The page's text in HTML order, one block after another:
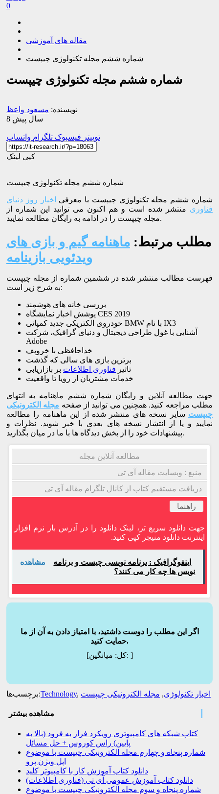
0
مقاله های آموزشی
شماره ششم مجله تکنولوژی چیپست
شماره ششم مجله تکنولوژی چیپست
نویسنده: مسعود واعظ
8 سال پیش
توییتر فیسبوک تلگرام واتساپ
کپی لینک
شماره ششم مجله تکنولوژی چیپست
شماره ششم مجله تکنولوژی چیپست با معرفی
اخبار روز دنیای
فناوری منتشر شده است و هم اکنون می توانید این شماره از
مجله چیپست را در ادامه به رایگان مطالعه نمایید.
مطلب مرتبط: ماهنامه گیم و بازی های
ویدئویی بازینامه
فهرست مطالب منتشر شده در ششمین شماره از مجله چیپست
به شرح زیر است:
بررسی خانه های هوشمند
پوشش اخبار نمایشگاه CES 2019
خودروی الکتریکی جدید کمپانی BMW با نام IX3
آشنایی با غول طراحی دیجیتال و دنیای گرافیک، شرکت
Adobe
خداحافظی با خروپف
برترین بازی های سالی که گذشت
تاثیر فناوری اطلاعات بر بازاریابی
خدمات مشتریان از رویا تا واقعیت
جهت مطالعه آنلاین و رایگان شماره ششم ماهنامه به انتهای
مطلب مراجعه کنید. همچنین می توانید از صفحه مجله الکترونیکی
چیپست سایر نسخه های منتشر شده از این ماهنامه را مطالعه
نمایید و یا از انتشار نسخه های بعدی با خبر شوید. نظرات و
پیشنهادات خود را از بخش دیدگاه ها با ما در میان بگذارید.
مطالعه آنلاین مجله
منبع : وبسایت مقاله آی تی
دریافت مستقیم کتاب از کانال تلگرام مقاله آی تی
راهنما
جهت دانلود سریع تر، لینک دانلود را در آدرس بار نرم افزار
اینترنت دانلود منیجر کپی کنید.
مشاهده
اینفوگرافیک : برنامه نویسی چیست و برنامه
نویس ها چه کار می کنند؟
اگر این مطلب را دوست داشتید، با امتیاز دادن به آن از ما
حمایت کنید.
[کل:میانگین: ]
برچسب‌ها:Technology, اخبار تکنولوژی, مجله الکترونیکی چیپست
مشاهده بیشتر
کتاب شبکه های کامپیوتری رویکرد فراز به فرود (بالا به
پایین) راس کوروس + حل مسائل
شماره پنجاه و چهارم مجله الکترونیکی چیپست با موضوع
اپل ویژن پرو
دانلود کتاب آموزش کار با کامپیوتر کلید
دانلود کتاب آموزش عمومی آی تی (فناوری اطلاعات)
شماره پنجاه و سوم مجله الکترونیکی چیپست با موضوع